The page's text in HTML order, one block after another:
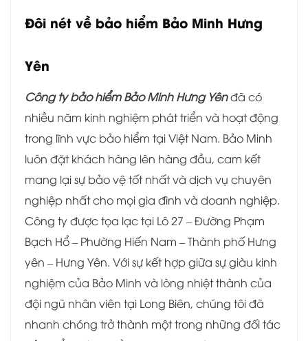
Đôi nét về bảo hiểm Bảo Minh Hưng
Yên
Công ty bảo hiểm Bảo Minh Hưng Yênđã có
nhiều năm kinh nghiệm phát triển và hoạt động
trong lĩnh vực bảo hiểm tại Việt Nam. Bảo Minh
luôn đặt khách hàng lên hàng đầu, cam kết
mang lại sự bảo vệ tốt nhất và dịch vụ chuyên
nghiệp nhất cho mọi gia đình và doanh nghiệp.
Công ty được tọa lạc tại Lô 27 – Đường Phạm
Bạch Hổ – Phường Hiến Nam – Thành phố Hưng
yên – Hưng Yên. Với sự kết hợp giữa sự giàu kinh
nghiệm của Bảo Minh và lòng nhiệt thành của
đội ngũ nhân viên tại Long Biên, chúng tôi đã
nhanh chóng trở thành một trong những đối tác